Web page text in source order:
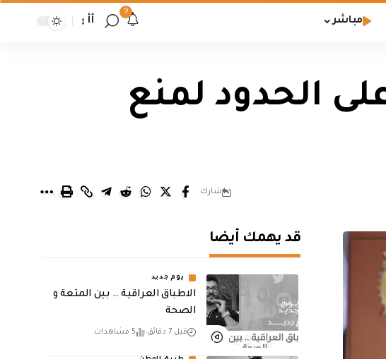
مباشر
9
أأ
الحدود لمنع
شارك
قد يهمك أيضا
يوم جديد
الاطباق العراقية .. بين المتعة و
الصحة
قبل 7 دقائق 5 مشاهدات